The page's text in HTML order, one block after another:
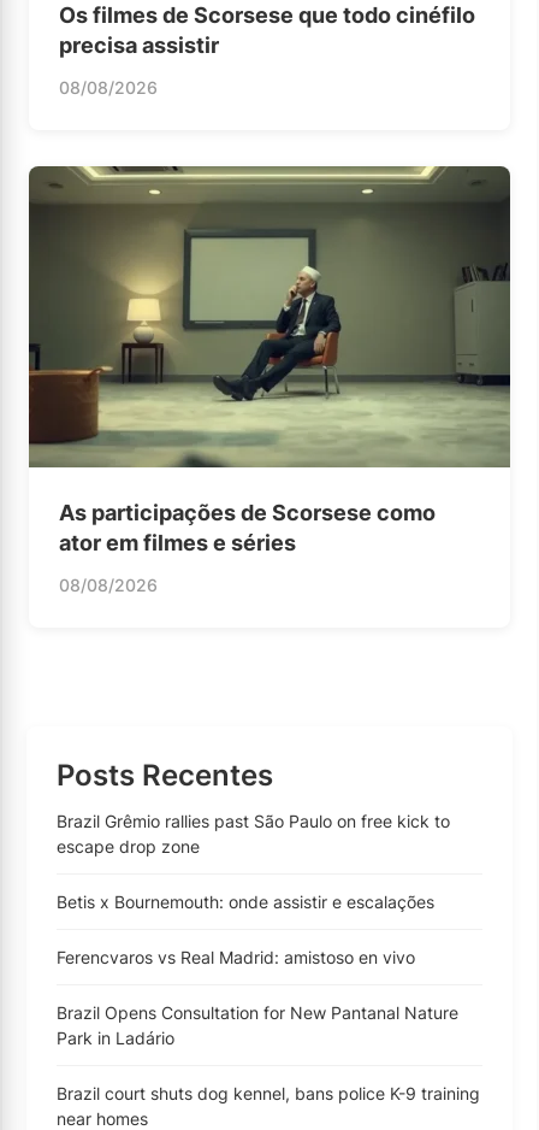
Os filmes de Scorsese que todo cinéfilo
precisa assistir
08/08/2026
As participações de Scorsese como
ator em filmes e séries
08/08/2026
Posts Recentes
Brazil Grêmio rallies past São Paulo on free kick to
escape drop zone
Betis x Bournemouth: onde assistir e escalações
Ferencvaros vs Real Madrid: amistoso en vivo
Brazil Opens Consultation for New Pantanal Nature
Park in Ladário
Brazil court shuts dog kennel, bans police K-9 training
near homes